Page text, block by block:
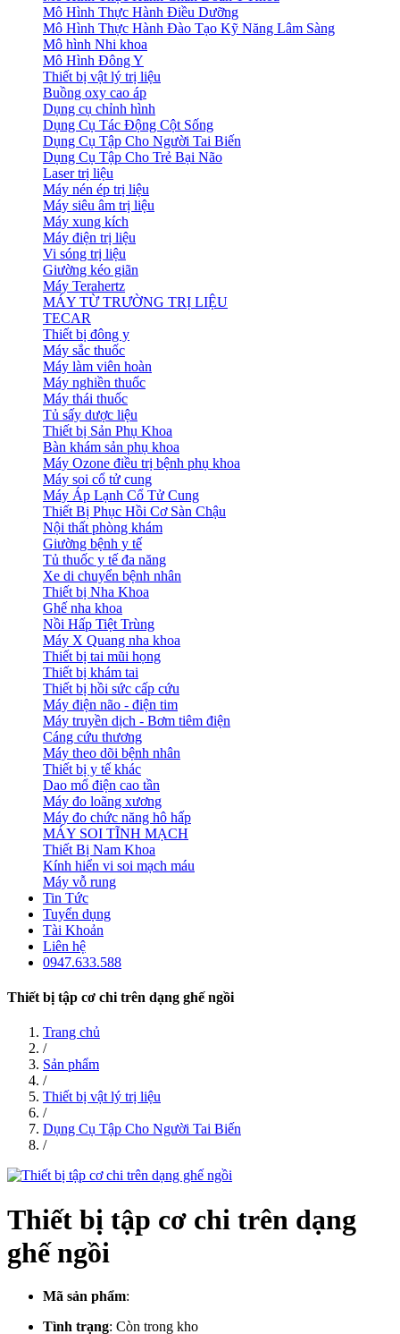
Mô Hình Thực Hành Điều Dưỡng
Mô Hình Thực Hành Đào Tạo Kỹ Năng Lâm Sàng
Mô hình Nhi khoa
Mô Hình Đông Y
Thiết bị vật lý trị liệu
Buồng oxy cao áp
Dụng cụ chỉnh hình
Dụng Cụ Tác Động Cột Sống
Dụng Cụ Tập Cho Người Tai Biến
Dụng Cụ Tập Cho Trẻ Bại Não
Laser trị liệu
Máy nén ép trị liệu
Máy siêu âm trị liệu
Máy xung kích
Máy điện trị liệu
Vi sóng trị liệu
Giường kéo giãn
Máy Terahertz
MÁY TỪ TRƯỜNG TRỊ LIỆU
TECAR
Thiết bị đông y
Máy sắc thuốc
Máy làm viên hoàn
Máy nghiền thuốc
Máy thái thuốc
Tủ sấy dược liệu
Thiết bị Sản Phụ Khoa
Bàn khám sản phụ khoa
Máy Ozone điều trị bệnh phụ khoa
Máy soi cổ tử cung
Máy Áp Lạnh Cổ Tử Cung
Thiết Bị Phục Hồi Cơ Sàn Chậu
Nội thất phòng khám
Giường bệnh y tế
Tủ thuốc y tế đa năng
Xe di chuyển bệnh nhân
Thiết bị Nha Khoa
Ghế nha khoa
Nồi Hấp Tiệt Trùng
Máy X Quang nha khoa
Thiết bị tai mũi họng
Thiết bị khám tai
Thiết bị hồi sức cấp cứu
Máy điện não - điện tim
Máy truyền dịch - Bơm tiêm điện
Cáng cứu thương
Máy theo dõi bệnh nhân
Thiết bị y tế khác
Dao mổ điện cao tần
Máy đo loãng xương
Máy đo chức năng hô hấp
MÁY SOI TĨNH MẠCH
Thiết Bị Nam Khoa
Kính hiển vi soi mạch máu
Máy vỗ rung
Tin Tức
Tuyển dụng
Tài Khoản
Liên hệ
0947.633.588
Thiết bị tập cơ chi trên dạng ghế ngồi
Trang chủ
/
Sản phẩm
/
Thiết bị vật lý trị liệu
/
Dụng Cụ Tập Cho Người Tai Biến
/
Thiết bị tập cơ chi trên dạng
ghế ngồi
Mã sản phẩm:
Tình trạng: Còn trong kho